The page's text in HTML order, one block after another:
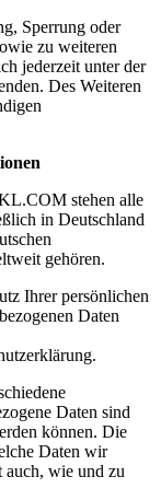
Sperrung oder
zu weiteren
jederzeit unter der
Des Weiteren
stehen alle
in Deutschland
gehören.
Ihrer persönlichen
Daten
Daten sind
können. Die
Daten wir
auch, wie und zu